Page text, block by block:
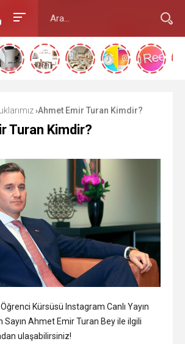
›Ahmet Emir Turan Kimdir?
Turan Kimdir?
Kürsüsü Instagram Canlı Yayın
Sayın Ahmet Emir Turan Bey ile ilgili
ulaşabilirsiniz!